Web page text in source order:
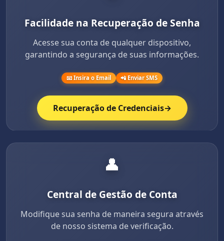
Facilidade na Recuperação de Senha
Acesse sua conta de qualquer dispositivo,
garantindo a segurança de suas informações.
📧 Insira o Email 📲 Enviar SMS
Recuperação de Credenciais→
👤
Central de Gestão de Conta
Modifique sua senha de maneira segura através
de nosso sistema de verificação.